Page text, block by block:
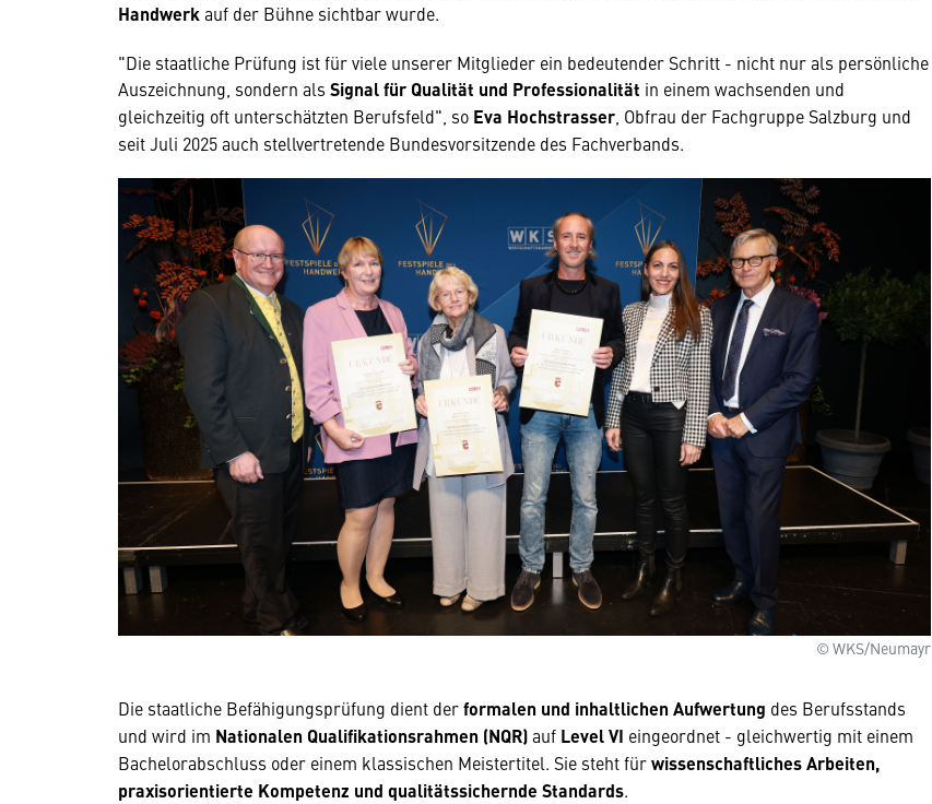
Handwerkauf der Bühne sichtbar wurde.
"Die staatliche Prüfung ist für viele unserer Mitglieder ein bedeutender Schritt - nicht nur als persönliche
Auszeichnung, sondern als Signal für Qualität und Professionalität in einem wachsenden und
gleichzeitig oft unterschätzten Berufsfeld", so Eva Hochstrasser , Obfrau der Fachgruppe Salzburg und
seit Juli 2025 auch stellvertretende Bundesvorsitzende des Fachverbands.
© WKS/Neumayr
Die staatliche Befähigungsprüfung dient derformalen und inhaltlichen Aufwertung des Berufsstands
und wird im Nationalen Qualifikationsrahmen (NQR)auf Level VI eingeordnet - gleichwertig mit einem
Bachelorabschluss oder einem klassischen Meistertitel. Sie steht fürwissenschaftliches Arbeiten,
praxisorientierte Kompetenz und qualitätssichernde Standards.